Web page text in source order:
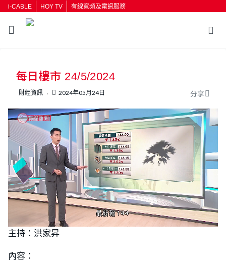
i-CABLE HOY TV 有線寬頻及電訊服務
每日樓市 24/5/2024
財經資訊 2024年05月24日 分享
U
n
m
u
L
o
主持：洪家昇
內容：